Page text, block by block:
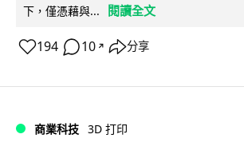
下，僅憑藉與...
閱讀全文
194 10 ↗ 分享
商業科技 3D 打印